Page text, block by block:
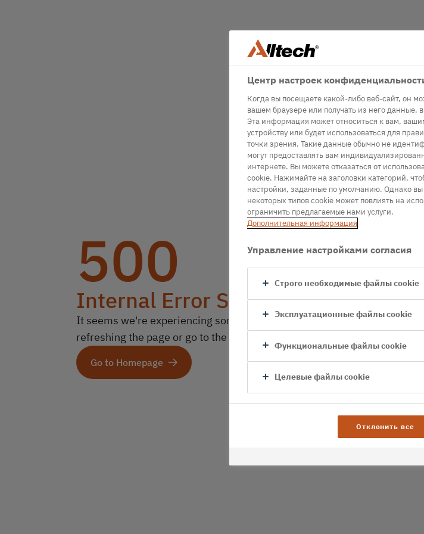
500
Internal Error Server
It seems we're experiencing some technical difficulties. Try
refreshing the page or go to the homepage
Go to Homepage
Центр настроек
Когда вы посещаете какой-либо веб-сайт, он
вашем браузере или получать из него данные,
Эта информация может относиться к вам,
устройству или будет использоваться для
точки зрения. Такие данные обычно не
могут предоставлять вам
интернете. Вы можете отказаться от
cookie. Нажимайте на заголовки категорий,
настройки, заданные по умолчанию. Однако
некоторых типов cookie может повлиять на
ограничить предлагаемые нами услуги.
Дополнительная информация
Управление настройками согласия
Строго необходимые файлы cookie
Эксплуатационные файлы cookie
Функциональные файлы cookie
Целевые файлы cookie
Отклонить все